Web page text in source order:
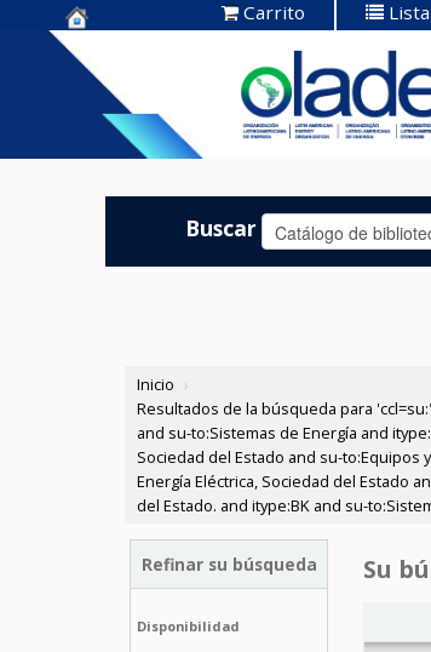
Centro de
Documentación
OLADE -
Carrito
Buscar
Inicio ›
Resultados de la búsqueda para
and su-to:Sistemas de Energía and
Sociedad del Estado and su-to:Equipos
Energía Eléctrica, Sociedad del Estado
del Estado. and itype:BK and su-
Refinar su búsqueda
Disponibilidad
Su